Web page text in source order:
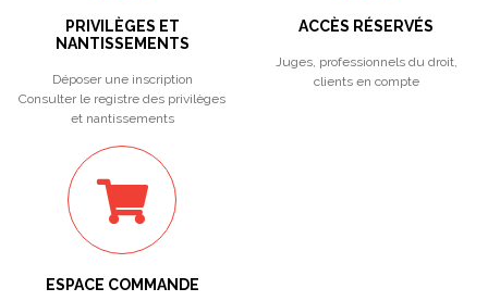
PRIVILÈGES ET
NANTISSEMENTS
Déposer une inscription
Consulter le registre des privilèges
et nantissements
ACCÈS RÉSERVÉS
Juges, professionnels du droit,
clients en compte
ESPACE COMMANDE